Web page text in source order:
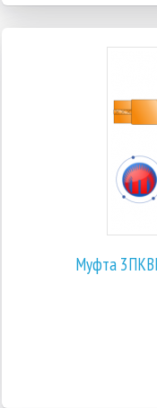
Муфта